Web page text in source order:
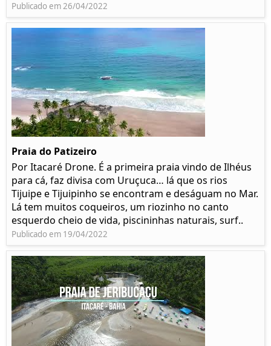
Publicado em 26/04/2022
Praia do Patizeiro
Por Itacaré Drone. É a primeira praia vindo de Ilhéus
para cá, faz divisa com Uruçuca… lá que os rios
Tijuipe e Tijuipinho se encontram e deságuam no Mar.
Lá tem muitos coqueiros, um riozinho no canto
esquerdo cheio de vida, piscininhas naturais, surf..
Publicado em 19/04/2022